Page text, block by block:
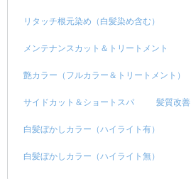
リタッチ根元染め（白髪染め含む）
メンテナンスカット＆トリートメント
艶カラー（フルカラー＆トリートメント）
サイドカット＆ショートスパ 髪質改善
白髪ぼかしカラー（ハイライト有）
白髪ぼかしカラー（ハイライト無）